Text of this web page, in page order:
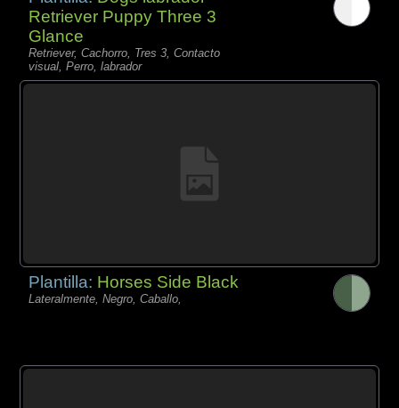
Retriever Puppy Three 3
Glance
Retriever, Cachorro, Tres 3, Contacto
visual, Perro, labrador
Plantilla: Horses Side Black
Lateralmente, Negro, Caballo,